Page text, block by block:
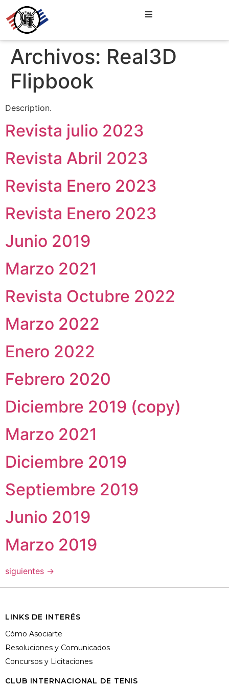
Archivos: Real3D
Flipbook
Description.
Revista julio 2023
Revista Abril 2023
Revista Enero 2023
Revista Enero 2023
Junio 2019
Marzo 2021
Revista Octubre 2022
Marzo 2022
Enero 2022
Febrero 2020
Diciembre 2019 (copy)
Marzo 2021
Diciembre 2019
Septiembre 2019
Junio 2019
Marzo 2019
siguientes →
LINKS DE INTERÉS
Cómo Asociarte
Resoluciones y Comunicados
Concursos y Licitaciones
CLUB INTERNACIONAL DE TENIS